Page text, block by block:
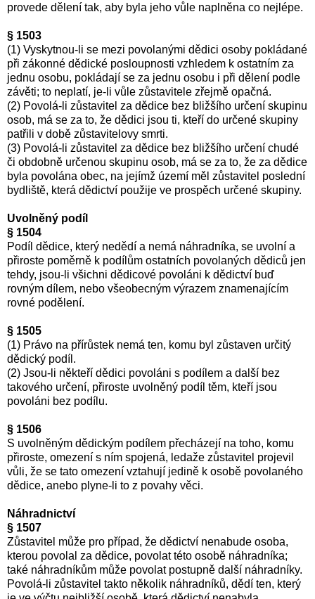
provede dělení tak, aby byla jeho vůle naplněna co nejlépe.
§ 1503
(1) Vyskytnou-li se mezi povolanými dědici osoby pokládané
při zákonné dědické posloupnosti vzhledem k ostatním za
jednu osobu, pokládají se za jednu osobu i při dělení podle
závěti; to neplatí, je-li vůle zůstavitele zřejmě opačná.
(2) Povolá-li zůstavitel za dědice bez bližšího určení skupinu
osob, má se za to, že dědici jsou ti, kteří do určené skupiny
patřili v době zůstavitelovy smrti.
(3) Povolá-li zůstavitel za dědice bez bližšího určení chudé
či obdobně určenou skupinu osob, má se za to, že za dědice
byla povolána obec, na jejímž území měl zůstavitel poslední
bydliště, která dědictví použije ve prospěch určené skupiny.
Uvolněný podíl
§ 1504
Podíl dědice, který nedědí a nemá náhradníka, se uvolní a
přiroste poměrně k podílům ostatních povolaných dědiců jen
tehdy, jsou-li všichni dědicové povoláni k dědictví buď
rovným dílem, nebo všeobecným výrazem znamenajícím
rovné podělení.
§ 1505
(1) Právo na přírůstek nemá ten, komu byl zůstaven určitý
dědický podíl.
(2) Jsou-li někteří dědici povoláni s podílem a další bez
takového určení, přiroste uvolněný podíl těm, kteří jsou
povoláni bez podílu.
§ 1506
S uvolněným dědickým podílem přecházejí na toho, komu
přiroste, omezení s ním spojená, ledaže zůstavitel projevil
vůli, že se tato omezení vztahují jedině k osobě povolaného
dědice, anebo plyne-li to z povahy věci.
Náhradnictví
§ 1507
Zůstavitel může pro případ, že dědictví nenabude osoba,
kterou povolal za dědice, povolat této osobě náhradníka;
také náhradníkům může povolat postupně další náhradníky.
Povolá-li zůstavitel takto několik náhradníků, dědí ten, který